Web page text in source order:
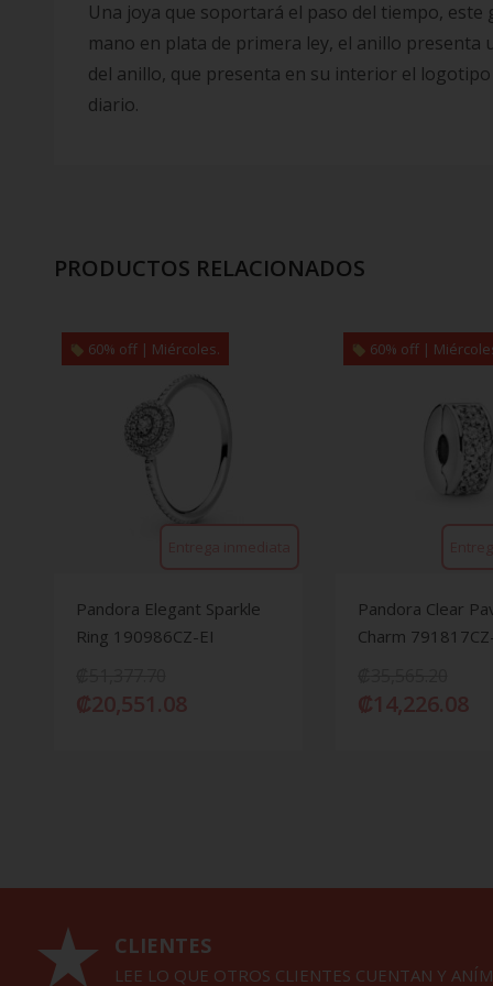
Una joya que soportará el paso del tiempo,
mano en plata de primera ley, el anillo
del anillo, que presenta en su interior el
diario.
PRODUCTOS RELACIONADOS
60% off | Miércoles.
Pandora Elegant Sparkle
Ring 190986CZ-EI
₡20,551.08
60% off |
Pandora Clear
Charm
₡14,226.08
CLIENTES
LEE LO QUE OTROS CLIENTES CUENTAN Y